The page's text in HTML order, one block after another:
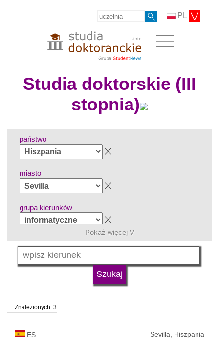
PL
Studia doktorskie (III
stopnia)
państwo
miasto
grupa kierunków
język
status uczelni
Pokaż więcej V
Znalezionych: 3
ES Sevilla, Hiszpania